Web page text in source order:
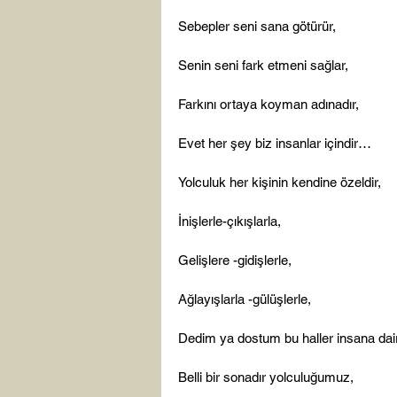
Sebepler seni sana götürür,
Senin seni fark etmeni sağlar,
Farkını ortaya koyman adınadır,
Evet her şey biz insanlar içindir…
Yolculuk her kişinin kendine özeldir,
İnişlerle-çıkışlarla,
Gelişlere -gidişlerle,
Ağlayışlarla -gülüşlerle,
Dedim ya dostum bu haller insana
Belli bir sonadır yolculuğumuz,